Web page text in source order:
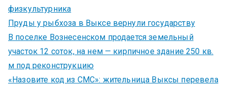
физкультурника
Пруды у рыбхоза в Выксе вернули государству
В поселке Вознесенском продается земельный
участок 12 соток, на нем — кирпичное здание 250 кв.
м под реконструкцию
«Назовите код из СМС»: жительница Выксы перевела